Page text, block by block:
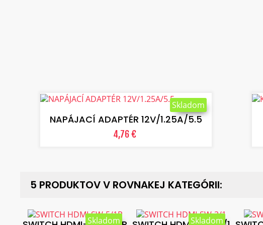
VLOŽIŤ DO KOŠÍKA
NAPÁJACÍ ADAPTÉR 12V/1.25A/5.5
4,76 €
Skladom
5 PRODUKTOV V ROVNAKEJ KATEGÓRII:
Skladom Skladom